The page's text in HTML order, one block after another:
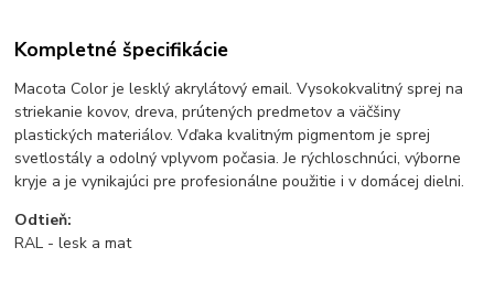
Kompletné špecifikácie
Macota Color je lesklý akrylátový email. Vysokokvalitný sprej na
striekanie kovov, dreva, prútených predmetov a väčšiny
plastických materiálov. Vďaka kvalitným pigmentom je sprej
svetlostály a odolný vplyvom počasia. Je rýchloschnúci, výborne
kryje a je vynikajúci pre profesionálne použitie i v domácej dielni.
Odtieň:
RAL - lesk a mat